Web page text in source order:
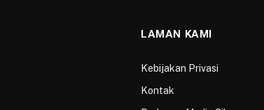
LAMAN KAMI
Kebijakan Privasi
Kontak